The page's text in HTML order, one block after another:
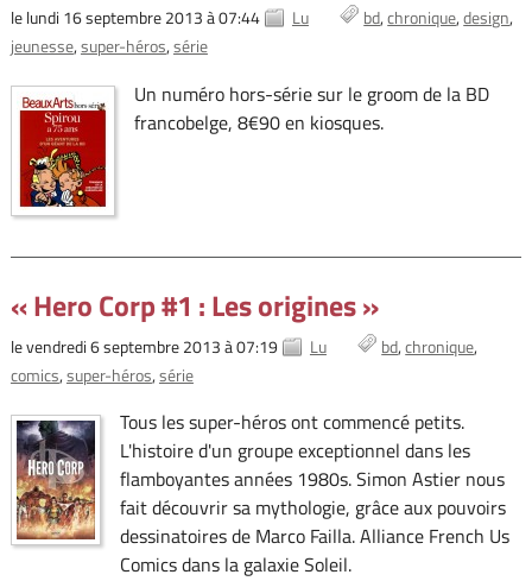
le lundi 16 septembre 2013 à 07:44 Lu bd chronique design
jeunesse super-héros série
Un numéro hors-série sur le groom de la BD
francobelge, 8€90 en kiosques.
« Hero Corp #1 : Les origines »
le vendredi 6 septembre 2013 à 07:19 Lu bd chronique
comics super-héros série
Tous les super-héros ont commencé petits.
L'histoire d'un groupe exceptionnel dans les
flamboyantes années 1980s. Simon Astier nous
fait découvrir sa mythologie, grâce aux pouvoirs
dessinatoires de Marco Failla. Alliance French Us
Comics dans la galaxie Soleil.